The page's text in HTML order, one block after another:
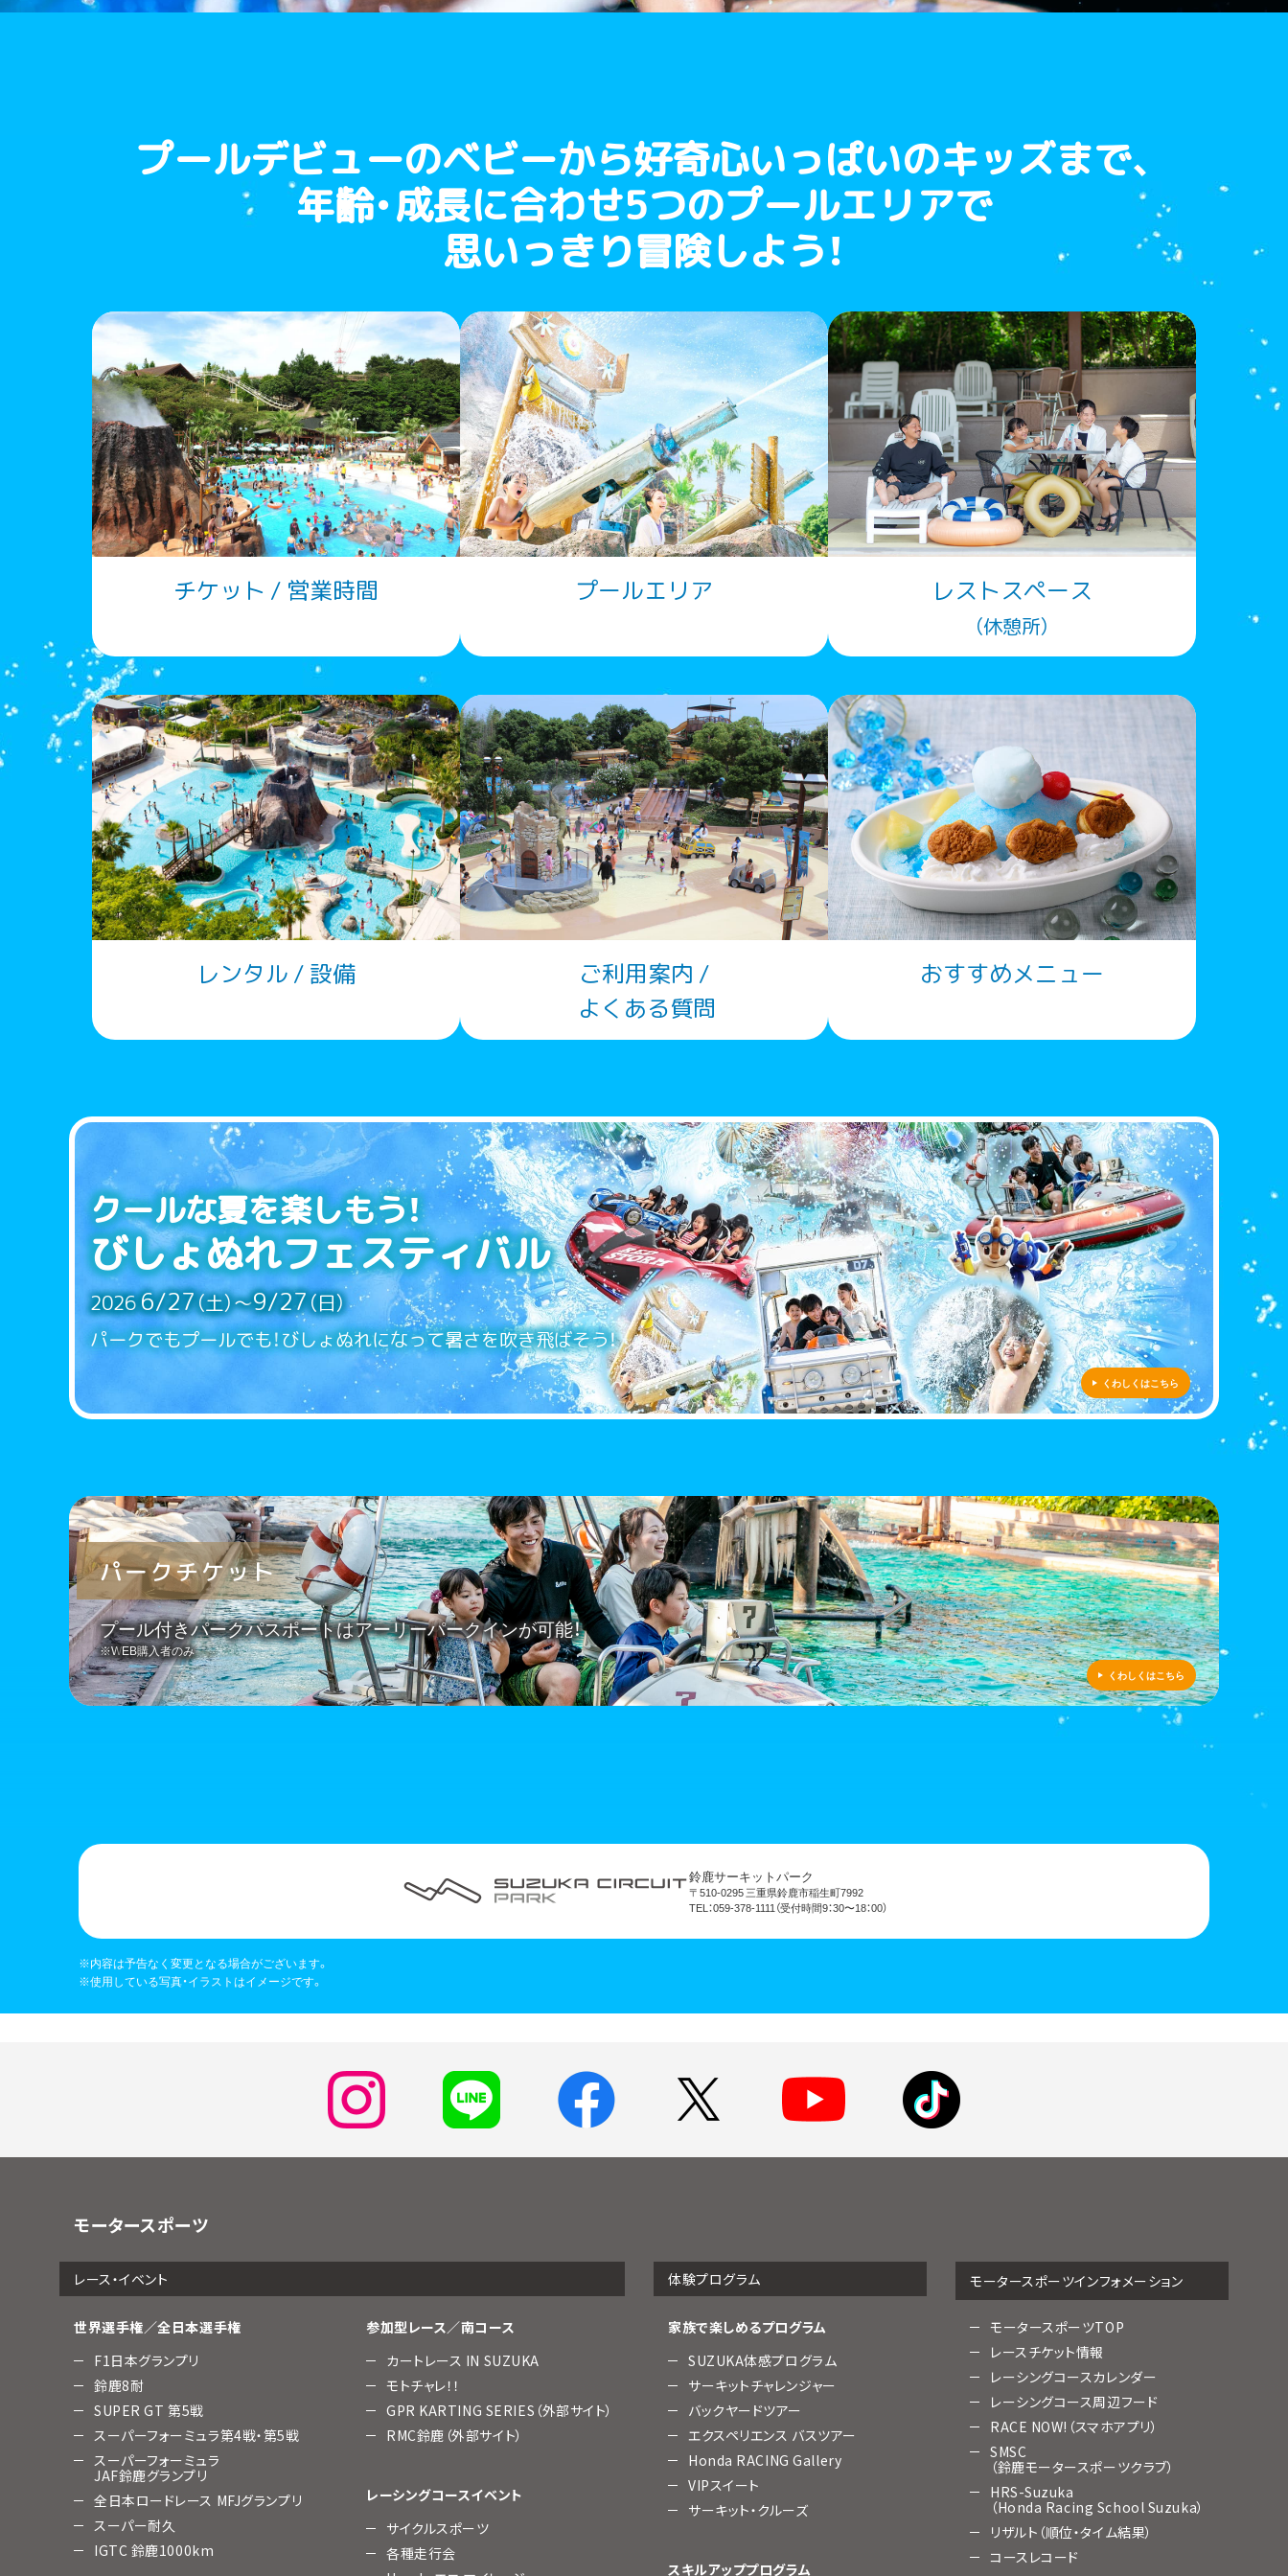
プールデビューのベビーから好奇心いっぱいのキッズまで、
年齢・成長に合わせ5つのプールエリアで
思いっきり冒険しよう！
チケット / 営業時間 プールエリア レストスペース
（休憩所）
レンタル / 設備
ご利用案内 /
よくある質問
おすすめメニュー
クールな夏を楽しもう！
びしょぬれフェスティバル
20266/27（土）〜9/27（日）
パークでもプールでも！びしょぬれになって暑さを吹き飛ばそう！
くわしくはこちら
パークチケット
プール付きパークパスポートはアーリーパークインが可能！
※WEB購入者のみ
くわしくはこちら
鈴鹿サーキットパーク
〒510-0295 三重県鈴鹿市稲生町7992
TEL：059-378-1111（受付時間9：30〜18：00）
※内容は予告なく変更となる場合がございます。
※使用している写真・イラストはイメージです。
モータースポーツ
レース・イベント
世界選手権／全日本選手権
F1日本グランプリ
鈴鹿8耐
SUPER GT 第5戦
スーパーフォーミュラ第4戦・第5戦
スーパーフォーミュラ
JAF鈴鹿グランプリ
全日本ロードレース MFJグランプリ
スーパー耐久
IGTC 鈴鹿1000km
参加型レース／南コース
カートレース IN SUZUKA
モトチャレ！！
GPR KARTING SERIES（外部サイト）
RMC鈴鹿（外部サイト）
レーシングコースイベント
サイクルスポーツ
各種走行会
体験プログラム
家族で楽しめるプログラム
SUZUKA体感プログラム
サーキットチャレンジャー
バックヤードツアー
エクスペリエンス バスツアー
Honda RACING Gallery
VIPスイート
サーキット・クルーズ
スキルアッププログラム
モータースポーツインフォメーション
モータースポーツTOP
レースチケット情報
レーシングコースカレンダー
レーシングコース周辺フード
RACE NOW!（スマホアプリ）
SMSC
（鈴鹿モータースポーツクラブ）
HRS-Suzuka
（Honda Racing School Suzuka）
リザルト（順位・タイム結果）
コースレコード